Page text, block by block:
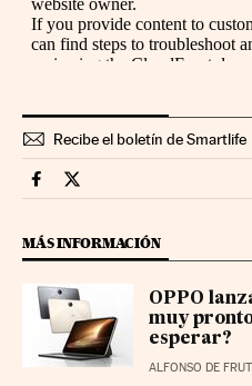
Recibe el boletín de Smartlife
Smartlife Cinco Días en
Smartlife Cinco Días en
MÁS INFORMACIÓN
OPPO
muy
esperar?
ALFONSO DE